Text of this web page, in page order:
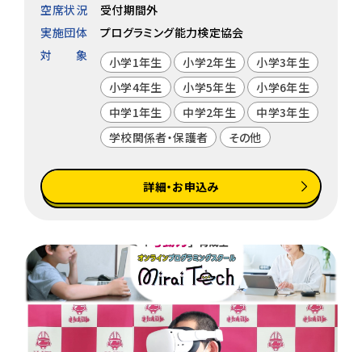
空席状況
受付期間外
実施団体
プログラミング能力検定協会
対象
小学1年生 小学2年生
小学3年生
小学4年生
小学5年生
小学6年生
中学1年生
中学2年生
中学3年生
学校関係者・保護者
その他
詳細・お申込み